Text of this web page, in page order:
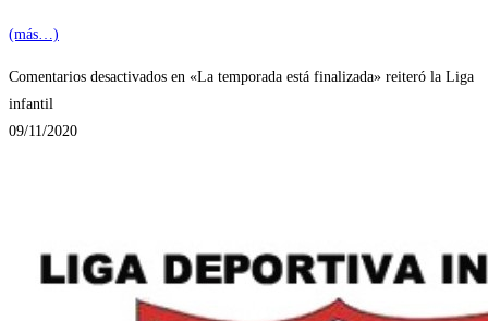
(más…)
Comentarios desactivados en «La temporada está finalizada» reiteró la Liga
infantil
09/11/2020